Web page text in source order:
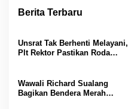
Berita Terbaru
Unsrat Tak Berhenti Melayani,
Plt Rektor Pastikan Roda
Wawali Richard Sualang
Bagikan Bendera Merah